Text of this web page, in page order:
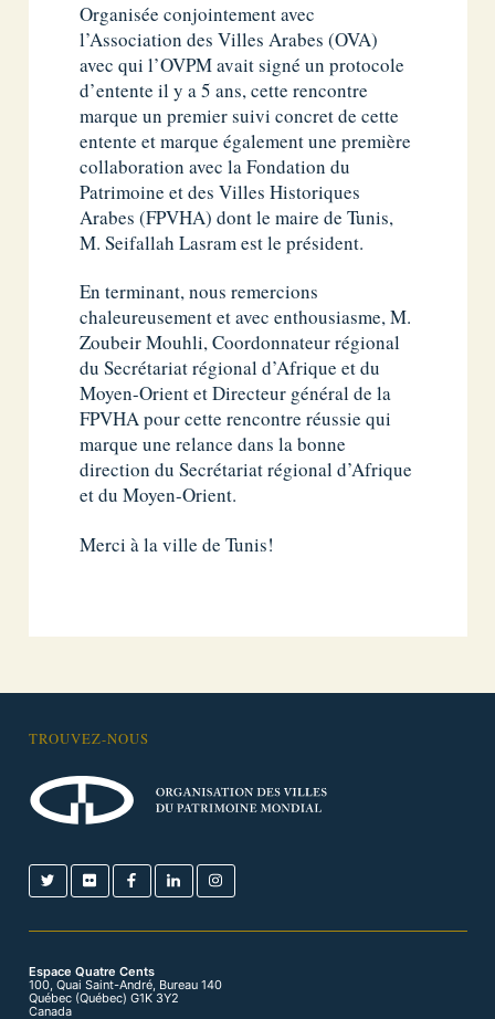
Organisée conjointement avec
l’Association des Villes Arabes (OVA)
avec qui l’OVPM avait signé un protocole
d’entente il y a 5 ans, cette rencontre
marque un premier suivi concret de cette
entente et marque également une première
collaboration avec la Fondation du
Patrimoine et des Villes Historiques
Arabes (FPVHA) dont le maire de Tunis,
M. Seifallah Lasram est le président.
En terminant, nous remercions
chaleureusement et avec enthousiasme, M.
Zoubeir Mouhli, Coordonnateur régional
du Secrétariat régional d’Afrique et du
Moyen-Orient et Directeur général de la
FPVHA pour cette rencontre réussie qui
marque une relance dans la bonne
direction du Secrétariat régional d’Afrique
et du Moyen-Orient.
Merci à la ville de Tunis!
TROUVEZ-NOUS
Espace Quatre Cents
100, Quai Saint-André, Bureau 140
Québec (Québec) G1K 3Y2
Canada